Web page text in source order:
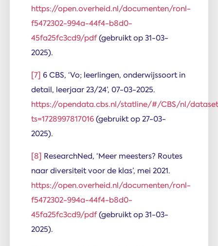
https://open.overheid.nl/documenten/ronl-
f5472302-994a-44f4-b8d0-
45fa25fc3cd9/pdf(gebruikt op 31-03-
2025).
[7] 6 CBS, ‘Vo; leerlingen, onderwijssoort in
detail, leerjaar 23/24’, 07-03-2025.
https://opendata.cbs.nl/statline/#/CBS/nl/
ts=1728997817016(gebruikt op 27-03-
2025).
[8] ResearchNed, ‘Meer meesters? Routes
naar diversiteit voor de klas’, mei 2021.
https://open.overheid.nl/documenten/ronl-
f5472302-994a-44f4-b8d0-
45fa25fc3cd9/pdf(gebruikt op 31-03-
2025).